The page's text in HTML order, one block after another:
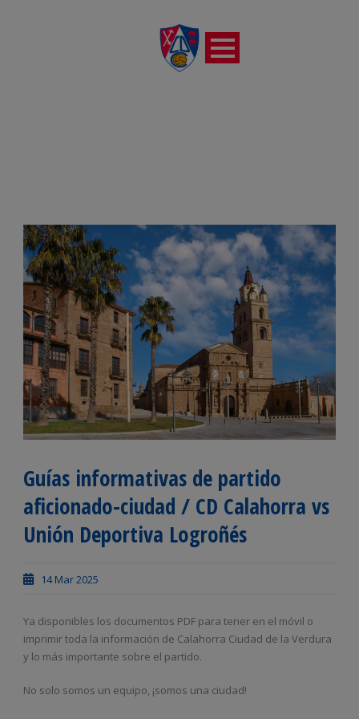
Guías informativas de partido
aficionado-ciudad / CD Calahorra vs
Unión Deportiva Logroñés
14 Mar 2025
Ya disponibles los documentos PDF para tener en el móvil o
imprimir toda la información de Calahorra Ciudad de la Verdura
y lo más importante sobre el partido.
No solo somos un equipo, ¡somos una ciudad!